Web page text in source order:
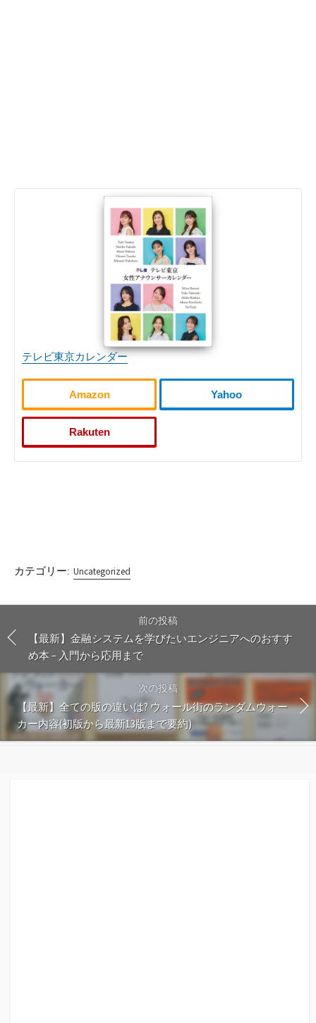
テレビ東京カレンダー
Amazon Yahoo
Rakuten
カテゴリー: Uncategorized
前の投稿
【最新】金融システムを学びたいエンジニアへのおすす
め本 – 入門から応用まで
次の投稿
【最新】全ての版の違いは? ウォール街のランダムウォー
カー内容(初版から最新13版まで要約)